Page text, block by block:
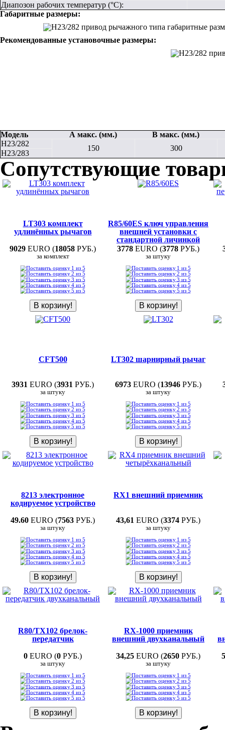
Диапозон рабочих температур (°С):
Габаритные размеры:
Рекомендованные установочные размеры:
Модель А макс. (мм.)
В макс. (мм.)
H23/282
150 300
H23/283
Сопутствующие
LT303 комплект
удлинённых рычагов
9029 EURO (18058 РУБ.)
за комплект
R85/60ES ключ управления
внешней установки с
стандартной личинкой
3778 EURO (3778 РУБ.)
за штуку
CFT500
3931 EURO (3931 РУБ.)
за штуку
LT302 шарнирный рычаг
6973 EURO (13946 РУБ.)
за штуку
8213 электронное
кодируемое устройство
49.60 EURO (7563 РУБ.)
за штуку
RX1 внешний приемник
43,61 EURO (3374 РУБ.)
за штуку
R80/TX102 брелок-
передатчик
0 EURO (0 РУБ.)
за штуку
RX-1000 приемник
внешний двухканальный
34,25 EURO (2650 РУБ.)
за штуку